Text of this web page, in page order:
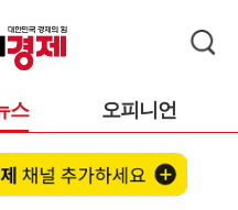
스 오피니언